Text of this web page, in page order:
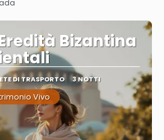
Vedere di più
Bizantina
DI TRASPORTO 3 NOTTI
Vivo